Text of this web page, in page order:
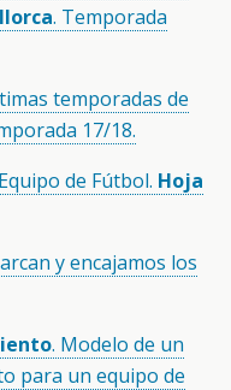
. Temporada
temporadas de
17/18.
de Fútbol. Hoja
y encajamos los
. Modelo de un
para un equipo de